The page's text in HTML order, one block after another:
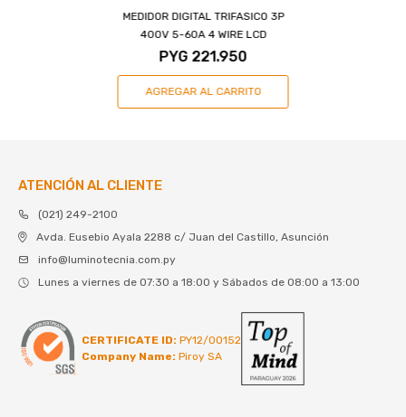
MEDIDOR DIGITAL TRIFASICO 3P
400V 5-60A 4 WIRE LCD
PYG 221.950
ATENCIÓN AL CLIENTE
(021) 249-2100
Avda. Eusebio Ayala 2288 c/ Juan del Castillo, Asunción
info@luminotecnia.com.py
Lunes a viernes de 07:30 a 18:00 y Sábados de 08:00 a 13:00
CERTIFICATE ID: PY12/00152
Company Name: Piroy SA